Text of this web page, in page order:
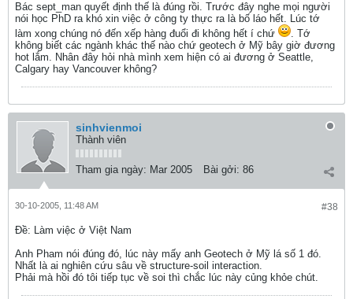
Bác sept_man quyết định thế là đúng rồi. Trước đây nghe mọi người
nói học PhD ra khó xin việc ở công ty thực ra là bố láo hết. Lúc tớ
làm xong chúng nó đến xếp hàng đuổi đi không hết í chứ
. Tớ
không biết các ngành khác thế nào chứ geotech ở Mỹ bây giờ đương
hot lắm. Nhân đây hỏi nhà mình xem hiện có ai đương ở Seattle,
Calgary hay Vancouver không?
sinhvienmoi
Thành viên
Tham gia ngày: Mar 2005 Bài gởi: 86
#38
30-10-2005, 11:48 AM
Ðề: Làm việc ở Việt Nam
Anh Pham nói đúng đó, lúc này mấy anh Geotech ở Mỹ lá số 1 đó.
Nhất là ai nghiên cứu sâu về structure-soil interaction.
Phải mà hồi đó tôi tiếp tục về soi thì chắc lúc này củng khỏe chút.